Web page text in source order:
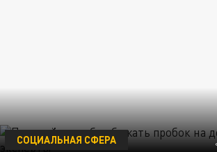
СОЦИАЛЬНАЯ СФЕРА